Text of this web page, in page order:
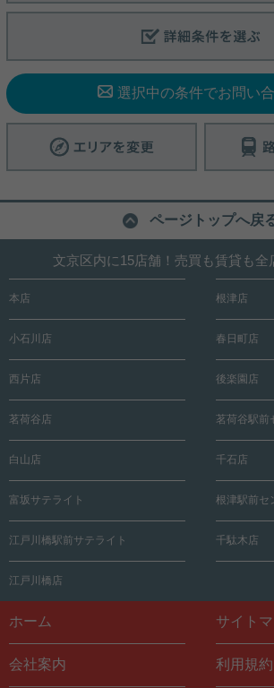
のお部屋のほか、4階にも
リティ面も安心！ 気になる方は白山店までお問い合
選択中の条件でお問い
ページトップへ戻
文京区内に15店舗！売買も賃貸も全
本店 根津店
小石川店 春日町店
西片店 後楽園店
茗荷谷店 茗荷谷駅前
白山店 千石店
富坂サテライト 根津駅前セ
江戸川橋駅前サテライト 千駄木店
江戸川橋店
ホーム サイト
会社案内 利用規約